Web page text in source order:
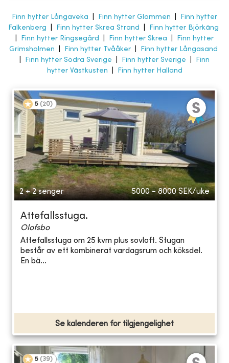
Finn hytter Långaveka Finn hytter Glommen
Finn hytter
Falkenberg
Finn hytter Skrea Strand
Finn hytter Björkäng
Finn hytter Ringsegård Finn hytter Skrea
Finn hytter
Grimsholmen
Finn hytter Tvååker
Finn hytter Långasand
Finn hytter Södra Sverige Finn hytter Sverige
Finn
hytter Västkusten
Finn hytter Halland
5 (20)
2 + 2 senger 5000 - 8000 SEK/uke
Attefallsstuga.
Olofsbo
Attefallsstuga om 25 kvm plus sovloft. Stugan
består av ett kombinerat vardagsrum och köksdel.
En bä...
Se kalenderen for tilgjengelighet
5 (39)